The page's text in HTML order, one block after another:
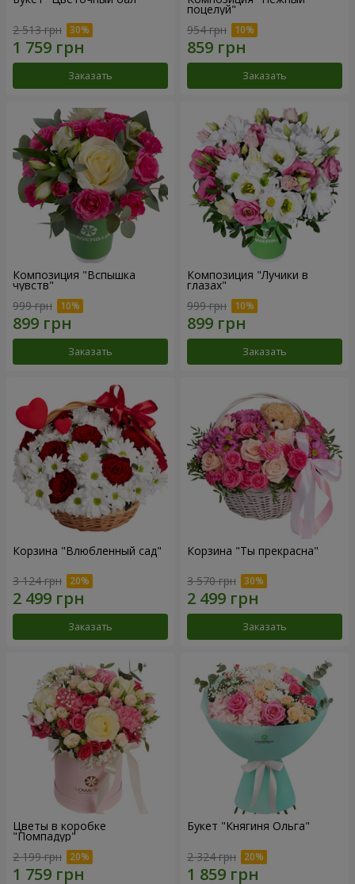
2 513 грн
Заказать
поцелуй"
954 грн
Заказать
Композиция "Вспышка
чувств"
999 грн
Заказать
Композиция "Лучики в
глазах"
999 грн
Заказать
Корзина "Влюбленный сад"
3 124 грн
Заказать
Корзина "Ты прекрасна"
3 570 грн
Заказать
Цветы в коробке
"Помпадур"
2 199 грн
Букет "Княгиня Ольга"
2 324 грн